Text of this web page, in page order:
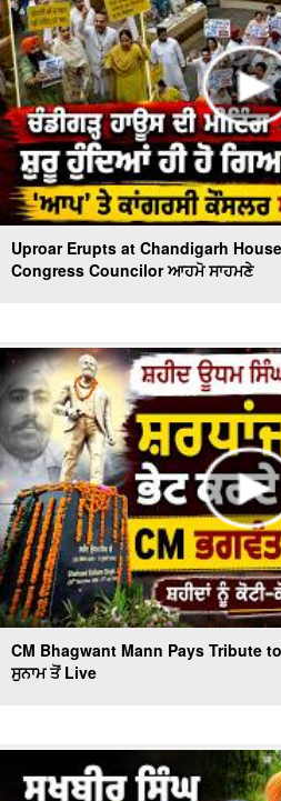
Uproar Erupts at Chandigarh
Congress Councilor ਆਹਮੋ ਸਾਹਮਣੇ
CM Bhagwant Mann Pays Tribute
ਸੁਨਾਮ ਤੋਂ Live